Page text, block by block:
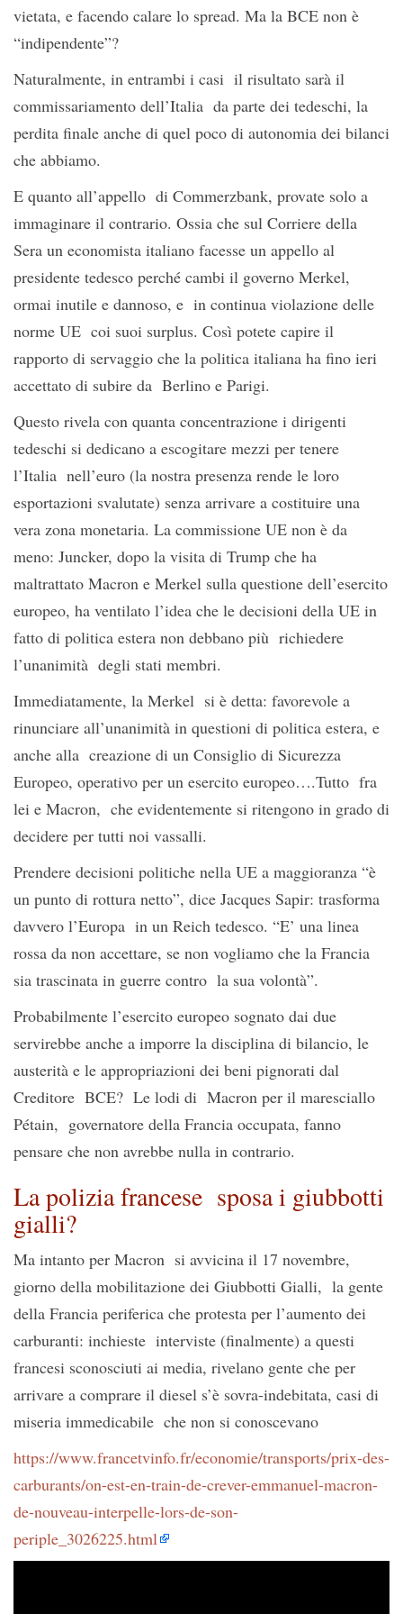
vietata, e facendo calare lo spread. Ma la BCE non è
“indipendente”?
Naturalmente, in entrambi i casi il risultato sarà il
commissariamento dell’Italia da parte dei tedeschi, la
perdita finale anche di quel poco di autonomia dei bilanci
che abbiamo.
E quanto all’appello di Commerzbank, provate solo a
immaginare il contrario. Ossia che sul Corriere della
Sera un economista italiano facesse un appello al
presidente tedesco perché cambi il governo Merkel,
ormai inutile e dannoso, e in continua violazione delle
norme UE coi suoi surplus. Così potete capire il
rapporto di servaggio che la politica italiana ha fino ieri
accettato di subire da Berlino e Parigi.
Questo rivela con quanta concentrazione i dirigenti
tedeschi si dedicano a escogitare mezzi per tenere
l’Italia nell’euro (la nostra presenza rende le loro
esportazioni svalutate) senza arrivare a costituire una
vera zona monetaria. La commissione UE non è da
meno: Juncker, dopo la visita di Trump che ha
maltrattato Macron e Merkel sulla questione dell’esercito
europeo, ha ventilato l’idea che le decisioni della UE in
fatto di politica estera non debbano più richiedere
l’unanimità degli stati membri.
Immediatamente, la Merkel si è detta: favorevole a
rinunciare all’unanimità in questioni di politica estera, e
anche alla creazione di un Consiglio di Sicurezza
Europeo, operativo per un esercito europeo….Tutto fra
lei e Macron, che evidentemente si ritengono in grado di
decidere per tutti noi vassalli.
Prendere decisioni politiche nella UE a maggioranza “è
un punto di rottura netto”, dice Jacques Sapir: trasforma
davvero l’Europa in un Reich tedesco. “E’ una linea
rossa da non accettare, se non vogliamo che la Francia
sia trascinata in guerre contro la sua volontà”.
Probabilmente l’esercito europeo sognato dai due
servirebbe anche a imporre la disciplina di bilancio, le
austerità e le appropriazioni dei beni pignorati dal
Creditore BCE? Le lodi di Macron per il maresciallo
Pétain, governatore della Francia occupata, fanno
pensare che non avrebbe nulla in contrario.
La polizia francese sposa i giubbotti
gialli?
Ma intanto per Macron si avvicina il 17 novembre,
giorno della mobilitazione dei Giubbotti Gialli, la gente
della Francia periferica che protesta per l’aumento dei
carburanti: inchieste interviste (finalmente) a questi
francesi sconosciuti ai media, rivelano gente che per
arrivare a comprare il diesel s’è sovra-indebitata, casi di
miseria immedicabile che non si conoscevano
https://www.francetvinfo.fr/economie/transports/prix-des-
carburants/on-est-en-train-de-crever-emmanuel-macron-
de-nouveau-interpelle-lors-de-son-
periple_3026225.html